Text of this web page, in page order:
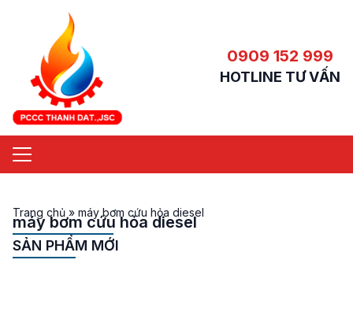
0909 152 999
HOTLINE TƯ VẤN
Trang chủ » máy bơm cứu hỏa diesel
máy bơm cứu hỏa diesel
SẢN PHẨM MỚI